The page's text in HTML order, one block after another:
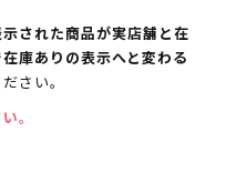
された商品が実店舗と在
庫ありの表示へと変わる
さい。
。